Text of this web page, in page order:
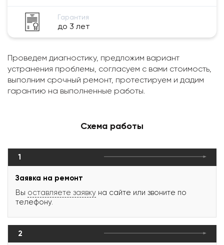
Гарантия
до 3 лет
Проведем диагностику, предложим вариант
устранения проблемы, согласуем с вами стоимость,
выполним срочный ремонт, протестируем и дадим
гарантию на выполненные работы.
Схема работы
1
Заявка на ремонт
Вы оставляете заявку на сайте или звоните по
телефону.
2